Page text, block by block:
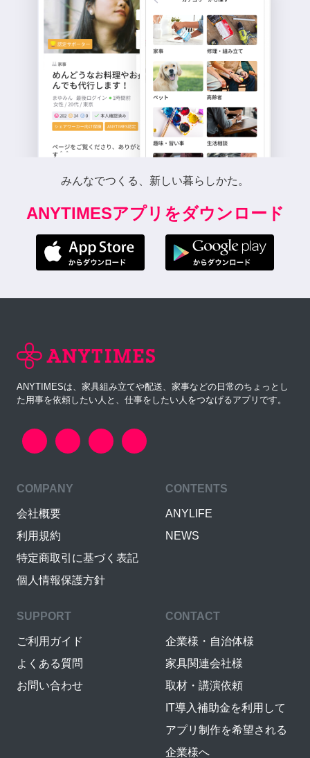
みんなでつくる、新しい暮らしかた。
ANYTIMESアプリをダウンロード
ANYTIMESは、家具組み立てや配送、家事などの日常のちょっとし
た用事を依頼したい人と、仕事をしたい人をつなげるアプリです。
COMPANY
会社概要
利用規約
特定商取引に基づく表記
個人情報保護方針
CONTENTS
ANYLIFE
NEWS
SUPPORT
ご利用ガイド
よくある質問
お問い合わせ
CONTACT
企業様・自治体様
家具関連会社様
取材・講演依頼
IT導入補助金を利用して
アプリ制作を希望される
企業様へ